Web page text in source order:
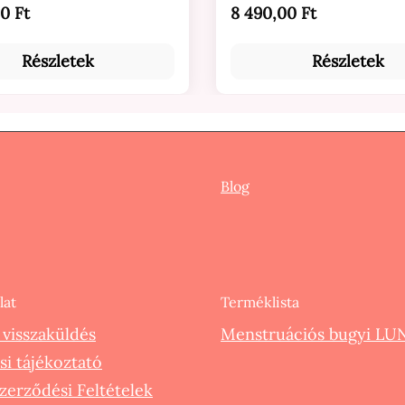
Ft
Részletek
Normál ár:
8 490,00 Ft
Részletek
Blog
tájékoztató
Feltételek
Terméklista
Menstruációs bugyi